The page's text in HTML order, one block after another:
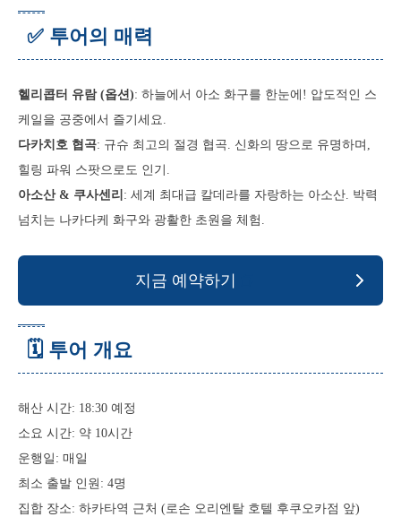
✅ 투어의 매력
헬리콥터 유람 (옵션): 하늘에서 아소 화구를 한눈에! 압도적인 스
케일을 공중에서 즐기세요.
다카치호 협곡: 규슈 최고의 절경 협곡. 신화의 땅으로 유명하며,
힐링 파워 스팟으로도 인기.
아소산 & 쿠사센리 : 세계 최대급 칼데라를 자랑하는 아소산. 박력
넘치는 나카다케 화구와 광활한 초원을 체험.
지금 예약하기
🗓 투어 개요
해산 시간: 18:30 예정
소요 시간: 약 10시간
운행일: 매일
최소 출발 인원: 4명
집합 장소: 하카타역 근처 (로손 오리엔탈 호텔 후쿠오카점 앞)